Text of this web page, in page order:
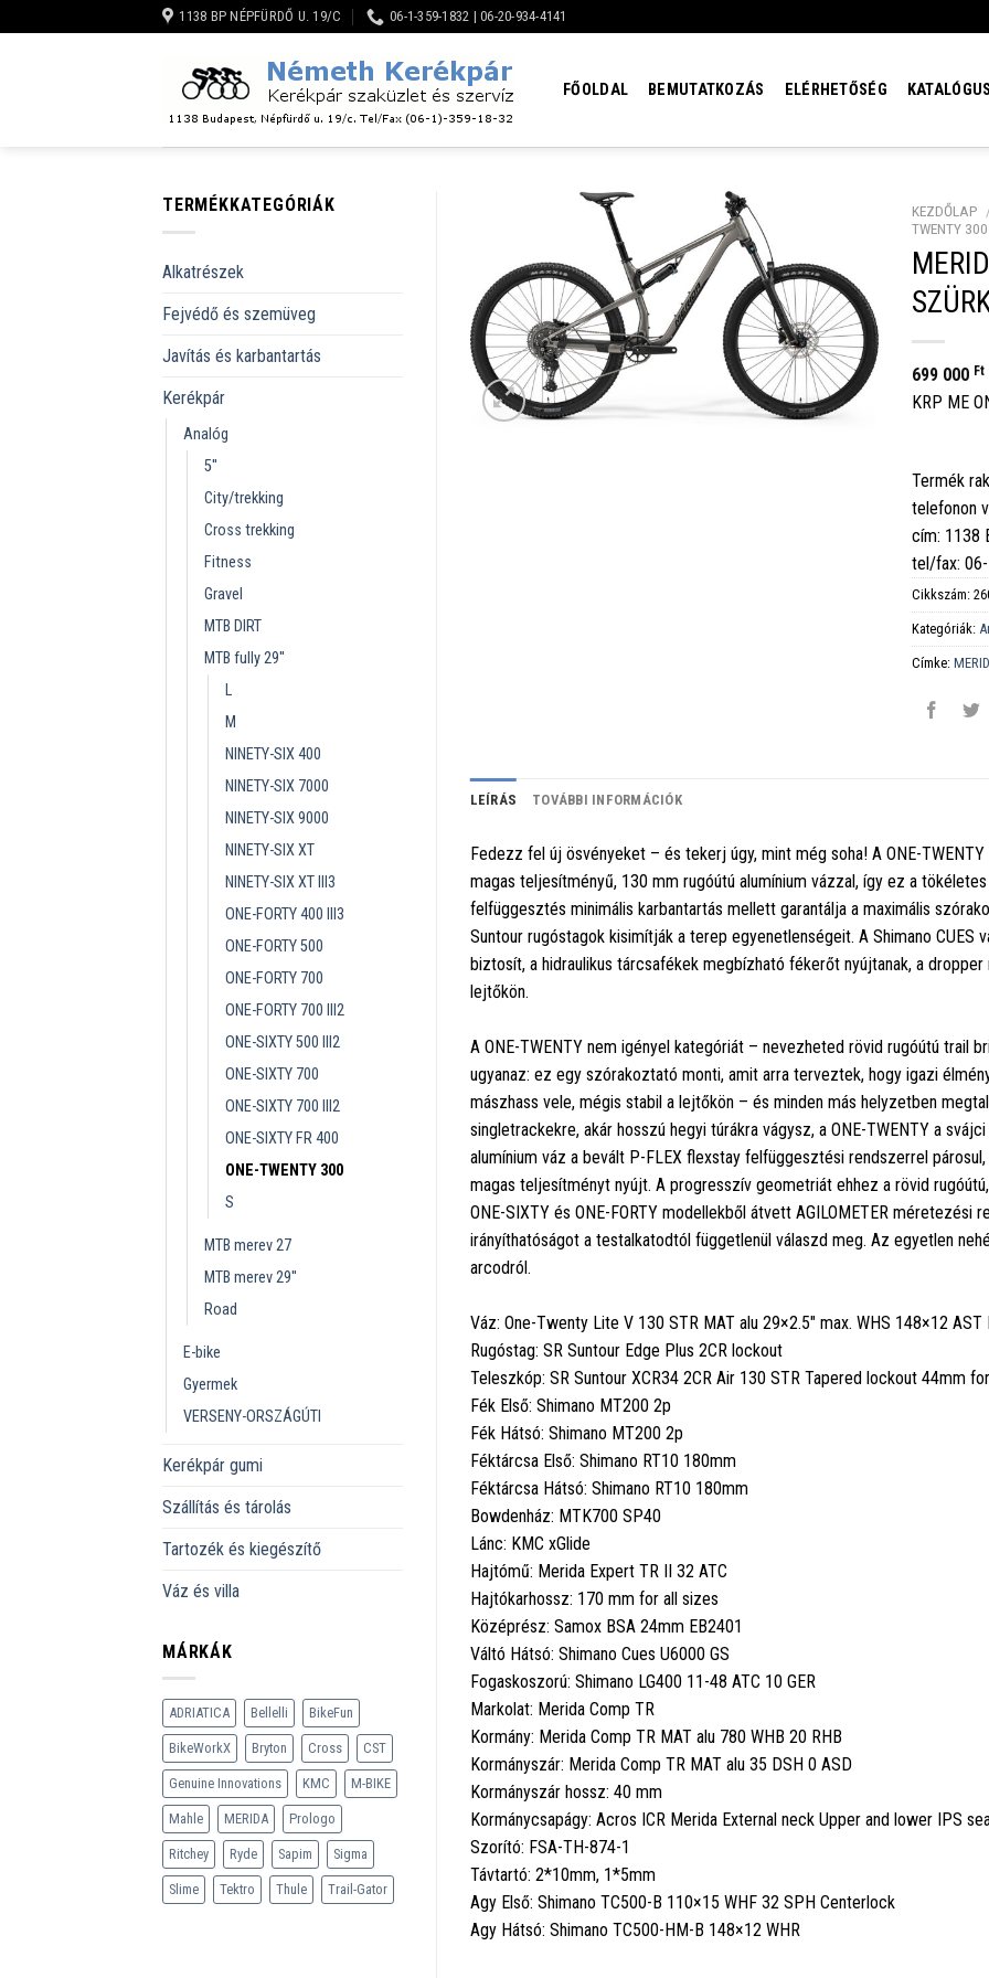
to
1138 BP NÉPFÜRDŐ U. 19/C 06-1-359-1832 | 06-20-934-4141
FŐOLDAL BEMUTATKOZÁS ELÉRHETŐSÉG
TERMÉKKATEGÓRIÁK
Alkatrészek
Fejvédő és szemüveg
Javítás és karbantartás
Kerékpár
Analóg
5''
City/trekking
Cross trekking
Fitness
Gravel
MTB DIRT
MTB fully 29''
L
M
NINETY-SIX 400
NINETY-SIX 7000
NINETY-SIX 9000
NINETY-SIX XT
NINETY-SIX XT III3
ONE-FORTY 400 III3
ONE-FORTY 500
ONE-FORTY 700
ONE-FORTY 700 III2
ONE-SIXTY 500 III2
ONE-SIXTY 700
ONE-SIXTY 700 III2
ONE-SIXTY FR 400
ONE-TWENTY 300
S
MTB merev 27
MTB merev 29''
Road
E-bike
Gyermek
VERSENY-ORSZÁGÚTI
Kerékpár gumi
Szállítás és tárolás
Tartozék és kiegészítő
Váz és villa
MÁRKÁK
ADRIATICA Bellelli BikeFun
BikeWorkX Bryton Cross CST
Genuine Innovations KMC M-BIKE
Mahle MERIDA Prologo
Ritchey Ryde Sapim Sigma
Slime Tektro Thule Trail-Gator
KEZDŐLAP
TWENTY 300
699 000 Ft
KRP ME
Termék
telefonon
cím: 1138
tel/fax:
Cikkszám:
Kategóriák:
Címke:
LEÍRÁS TOVÁBBI INFORMÁCIÓK
Fedezz fel új ösvényeket – és tekerj úgy, mint még soha! A ONE-
magas teljesítményű, 130 mm rugóútú alumínium vázzal, így ez a
felfüggesztés minimális karbantartás mellett garantálja a maximális
Suntour rugóstagok kisimítják a terep egyenetlenségeit. A Shimano
biztosít, a hidraulikus tárcsafékek megbízható fékerőt nyújtanak, a
lejtőkön.
A ONE-TWENTY nem igényel kategóriát – nevezheted rövid rugóútú trail
ugyanaz: ez egy szórakoztató monti, amit arra terveztek, hogy igazi
mászhass vele, mégis stabil a lejtőkön – és minden más helyzetben
singletrackekre, akár hosszú hegyi túrákra vágysz, a ONE-TWENTY a
alumínium váz a bevált P-FLEX flexstay felfüggesztési rendszerrel
magas teljesítményt nyújt. A progresszív geometriát ehhez a rövid
ONE-SIXTY és ONE-FORTY modellekből átvett AGILOMETER
irányíthatóságot a testalkatodtól függetlenül válaszd meg. Az egyetlen
arcodról.
Váz: One-Twenty Lite V 130 STR MAT alu 29×2.5" max. WHS 148×12 AST
Rugóstag: SR Suntour Edge Plus 2CR lockout
Teleszkóp: SR Suntour XCR34 2CR Air 130 STR Tapered lockout 44mm
Fék Első: Shimano MT200 2p
Fék Hátsó: Shimano MT200 2p
Féktárcsa Első: Shimano RT10 180mm
Féktárcsa Hátsó: Shimano RT10 180mm
Bowdenház: MTK700 SP40
Lánc: KMC xGlide
Hajtómű: Merida Expert TR II 32 ATC
Hajtókarhossz: 170 mm for all sizes
Középrész: Samox BSA 24mm EB2401
Váltó Hátsó: Shimano Cues U6000 GS
Fogaskoszorú: Shimano LG400 11-48 ATC 10 GER
Markolat: Merida Comp TR
Kormány: Merida Comp TR MAT alu 780 WHB 20 RHB
Kormányszár: Merida Comp TR MAT alu 35 DSH 0 ASD
Kormányszár hossz: 40 mm
Kormánycsapágy: Acros ICR Merida External neck Upper and lower IPS
Szorító: FSA-TH-874-1
Távtartó: 2*10mm, 1*5mm
Agy Első: Shimano TC500-B 110×15 WHF 32 SPH Centerlock
Agy Hátsó: Shimano TC500-HM-B 148×12 WHR